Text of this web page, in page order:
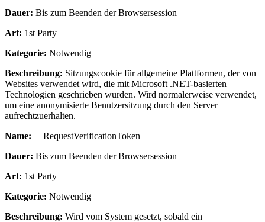
Dauer: Bis zum Beenden der Browsersession
Art: 1st Party
Kategorie: Notwendig
Beschreibung: Sitzungscookie für allgemeine Plattformen, der von
Websites verwendet wird, die mit Microsoft .NET-basierten
Technologien geschrieben wurden. Wird normalerweise verwendet,
um eine anonymisierte Benutzersitzung durch den Server
aufrechtzuerhalten.
Name: __RequestVerificationToken
Dauer: Bis zum Beenden der Browsersession
Art: 1st Party
Kategorie: Notwendig
Beschreibung: Wird vom System gesetzt, sobald ein